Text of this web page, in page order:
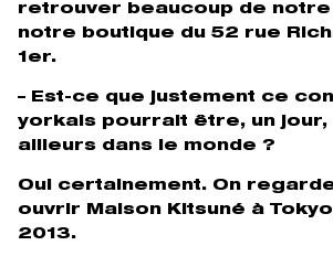
retrouver beaucoup de notre
notre boutique du 52 rue
1er.
– Est-ce que justement ce
yorkais pourrait être, un jour,
ailleurs dans le monde ?
Oui certainement. On
ouvrir Maison Kitsuné à
2013.